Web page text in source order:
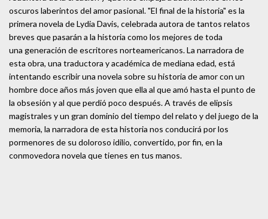
oscuros laberintos del amor pasional. "El final de la historia" es la
primera novela de Lydia Davis, celebrada autora de tantos relatos
breves que pasarán a la historia como los mejores de toda
una generación de escritores norteamericanos. La narradora de
esta obra, una traductora y académica de mediana edad, está
intentando escribir una novela sobre su historia de amor con un
hombre doce años más joven que ella al que amó hasta el punto de
la obsesión y al que perdió poco después. A través de elipsis
magistrales y un gran dominio del tiempo del relato y del juego de la
memoria, la narradora de esta historia nos conducirá por los
pormenores de su doloroso idilio, convertido, por fin, en la
conmovedora novela que tienes en tus manos.